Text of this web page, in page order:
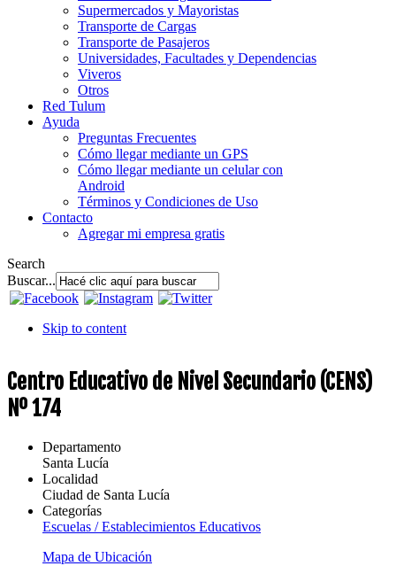
Supermercados y Mayoristas
Transporte de Cargas
Transporte de Pasajeros
Universidades, Facultades y Dependencias
Viveros
Otros
Red Tulum
Ayuda
Preguntas Frecuentes
Cómo llegar mediante un GPS
Cómo llegar mediante un celular con
Android
Términos y Condiciones de Uso
Contacto
Agregar mi empresa gratis
Search
Buscar...
Skip to content
Centro Educativo de Nivel Secundario (CENS)
Nº 174
Departamento
Santa Lucía
Localidad
Ciudad de Santa Lucía
Categorías
Escuelas / Establecimientos Educativos
Mapa de Ubicación